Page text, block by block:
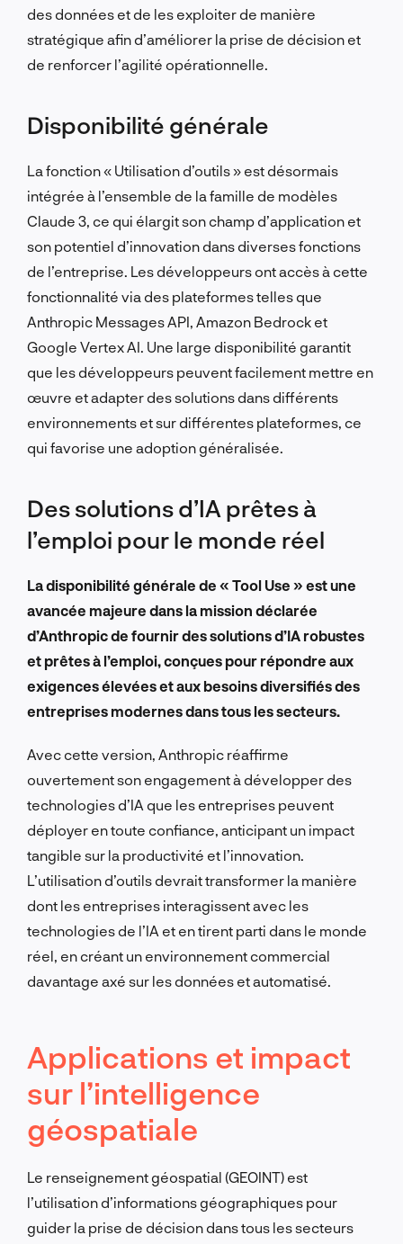
des données et de les exploiter de manière
stratégique afin d’améliorer la prise de décision et
de renforcer l’agilité opérationnelle.
Disponibilité générale
La fonction « Utilisation d’outils » est désormais
intégrée à l’ensemble de la famille de modèles
Claude 3, ce qui élargit son champ d’application et
son potentiel d’innovation dans diverses fonctions
de l’entreprise. Les développeurs ont accès à cette
fonctionnalité via des plateformes telles que
Anthropic Messages API, Amazon Bedrock et
Google Vertex AI. Une large disponibilité garantit
que les développeurs peuvent facilement mettre en
œuvre et adapter des solutions dans différents
environnements et sur différentes plateformes, ce
qui favorise une adoption généralisée.
Des solutions d’IA prêtes à
l’emploi pour le monde réel
La disponibilité générale de « Tool Use » est une
avancée majeure dans la mission déclarée
d’Anthropic de fournir des solutions d’IA robustes
et prêtes à l’emploi, conçues pour répondre aux
exigences élevées et aux besoins diversifiés des
entreprises modernes dans tous les secteurs.
Avec cette version, Anthropic réaffirme
ouvertement son engagement à développer des
technologies d’IA que les entreprises peuvent
déployer en toute confiance, anticipant un impact
tangible sur la productivité et l’innovation.
L’utilisation d’outils devrait transformer la manière
dont les entreprises interagissent avec les
technologies de l’IA et en tirent parti dans le monde
réel, en créant un environnement commercial
davantage axé sur les données et automatisé.
Applications et impact
sur l’intelligence
géospatiale
Le renseignement géospatial (GEOINT) est
l’utilisation d’informations géographiques pour
guider la prise de décision dans tous les secteurs